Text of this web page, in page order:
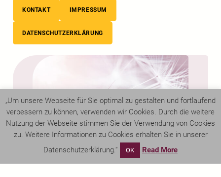
KONTAKT IMPRESSUM
DATENSCHUTZERKLÄRUNG
„Um unsere Webseite für Sie optimal zu gestalten und fortlaufend
verbessern zu können, verwenden wir Cookies. Durch die weitere
Nutzung der Webseite stimmen Sie der Verwendung von Cookies
zu. Weitere Informationen zu Cookies erhalten Sie in unserer
Datenschutzerklärung.“
OK Read More